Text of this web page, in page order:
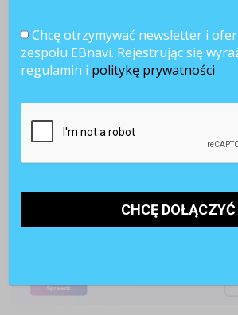
Chcę otrzymywać newsletter i
zespołu EBnavi. Rejestrując się
regulamin i politykę prywatności